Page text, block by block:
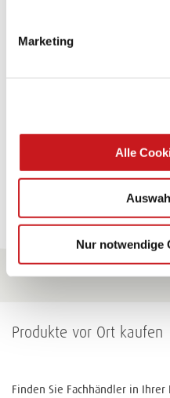
Marketing
Alle
Nur notwendige
bekleben,
Zum
Zu allen
Produkte vor Ort kaufen
Finden Sie Fachhändler in